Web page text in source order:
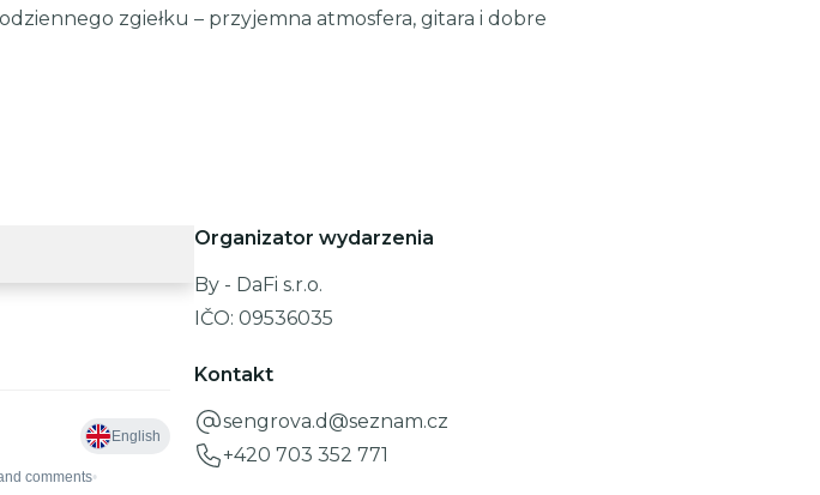
zgiełku – przyjemna atmosfera, gitara i dobre
Organizator wydarzenia
By - DaFi s.r.o.
IČO:09536035
Kontakt
sengrova.d@seznam.cz
+420 703 352 771